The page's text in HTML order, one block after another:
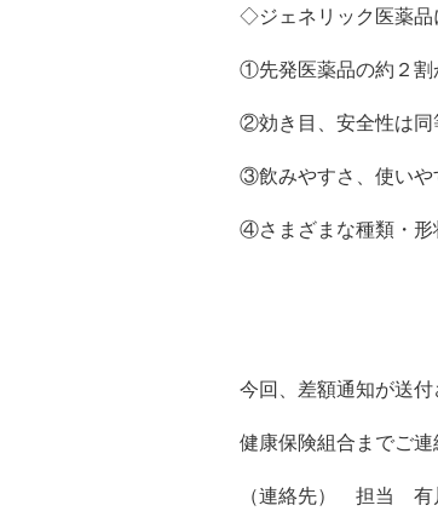
◇ジェネリック医薬品
①先発医薬品の約２割
②効き目、安全性は同
③飲みやすさ、使いや
④さまざまな種類・形
今回、差額通知が送付
健康保険組合までご連
（連絡先） 担当